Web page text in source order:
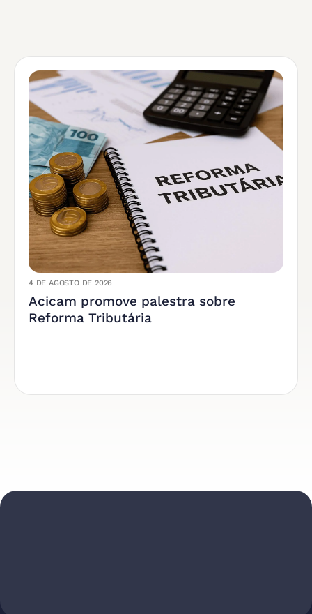
4 DE AGOSTO DE 2026
Acicam promove palestra sobre
Reforma Tributária